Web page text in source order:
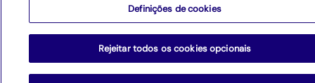
Definições de cookies
Rejeitar todos os cookies opcionais